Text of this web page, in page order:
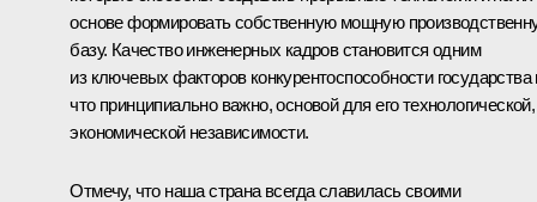
основе формировать собственную мощную
базу. Качество инженерных кадров становится одним
из ключевых факторов конкурентоспособности государства
что принципиально важно, основой для его технологической,
экономической независимости.
Отмечу, что наша страна всегда славилась своими